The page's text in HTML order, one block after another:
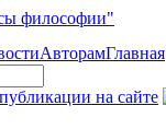
АвторамГлавная
на сайте